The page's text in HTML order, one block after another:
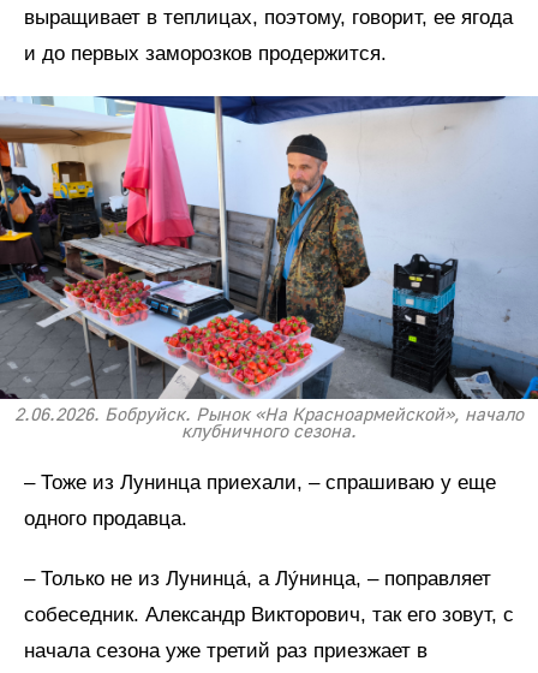
выращивает в теплицах, поэтому, говорит, ее ягода
и до первых заморозков продержится.
2.06.2026. Бобруйск. Рынок «На Красноармейской», начало
клубничного сезона.
– Тоже из Лунинца приехали, – спрашиваю у еще
одного продавца.
– Только не из Лунинца́, а Лу́нинца, – поправляет
собеседник. Александр Викторович, так его зовут, с
начала сезона уже третий раз приезжает в